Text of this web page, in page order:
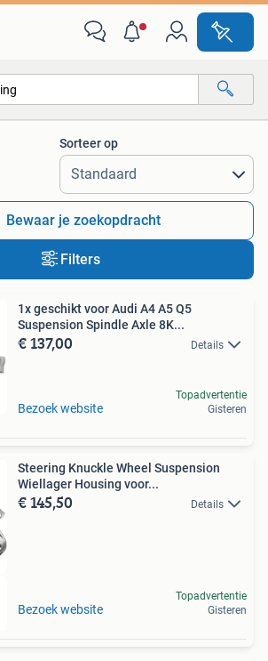
Alle afstanden…
Sorteer op
Bewaar je zoekopdracht
Filters
1x geschikt voor Audi A4 A5 Q5
Suspension Spindle Axle 8K...
€ 137,00 Details
Bezoek website
Topadvertentie
Gisteren
Steering Knuckle Wheel Suspension
Wiellager Housing voor...
€ 145,50 Details
Bezoek website
Topadvertentie
Gisteren